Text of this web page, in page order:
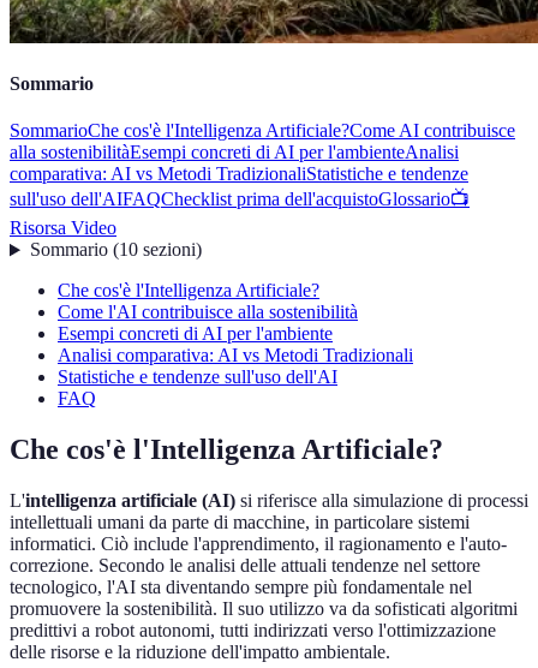
Sommario
SommarioChe cos'è l'Intelligenza Artificiale?Come AI contribuisce
alla sostenibilitàEsempi concreti di AI per l'ambienteAnalisi
comparativa: AI vs Metodi TradizionaliStatistiche e tendenze
sull'uso dell'AIFAQChecklist prima dell'acquistoGlossario📺
Risorsa Video
Sommario(10 sezioni)
Che cos'è l'Intelligenza Artificiale?
Come l'AI contribuisce alla sostenibilità
Esempi concreti di AI per l'ambiente
Analisi comparativa: AI vs Metodi Tradizionali
Statistiche e tendenze sull'uso dell'AI
FAQ
Che cos'è l'Intelligenza Artificiale?
L'intelligenza artificiale (AI) si riferisce alla simulazione di processi
intellettuali umani da parte di macchine, in particolare sistemi
informatici. Ciò include l'apprendimento, il ragionamento e l'auto-
correzione. Secondo le analisi delle attuali tendenze nel settore
tecnologico, l'AI sta diventando sempre più fondamentale nel
promuovere la sostenibilità. Il suo utilizzo va da sofisticati algoritmi
predittivi a robot autonomi, tutti indirizzati verso l'ottimizzazione
delle risorse e la riduzione dell'impatto ambientale.